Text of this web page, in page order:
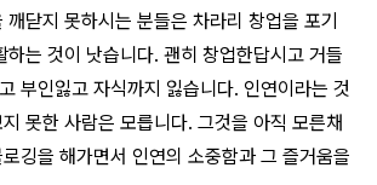
깨닫지 못하시는 분들은 차라리 창업을 포기
하는 것이 낫습니다. 괜히 창업한답시고 거들
부인잃고 자식까지 잃습니다. 인연이라는 것
못한 사람은 모릅니다. 그것을 아직 모른채
깅을 해가면서 인연의 소중함과 그 즐거움을